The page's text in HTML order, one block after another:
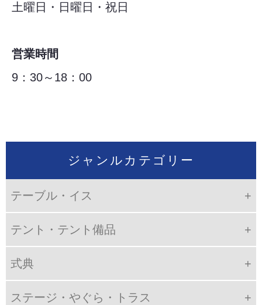
ジャンルカテゴリー
テーブル・イス
テント・テント備品
式典
ステージ・やぐら・トラス
土曜日・日曜日・祝日
営業時間
9：30～18：00